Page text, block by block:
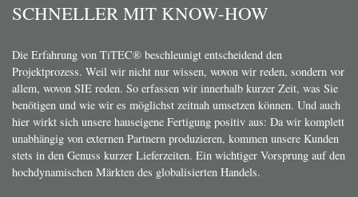
SCHNELLER MIT KNOW-HOW
Die Erfahrung von TiTEC® beschleunigt entscheidend den
Projektprozess. Weil wir nicht nur wissen, wovon wir reden, sondern vor
allem, wovon SIE reden. So erfassen wir innerhalb kurzer Zeit, was Sie
benötigen und wie wir es möglichst zeitnah umsetzen können. Und auch
hier wirkt sich unsere hauseigene Fertigung positiv aus: Da wir komplett
unabhängig von externen Partnern produzieren, kommen unsere Kunden
stets in den Genuss kurzer Lieferzeiten. Ein wichtiger Vorsprung auf den
hochdynamischen Märkten des globalisierten Handels.